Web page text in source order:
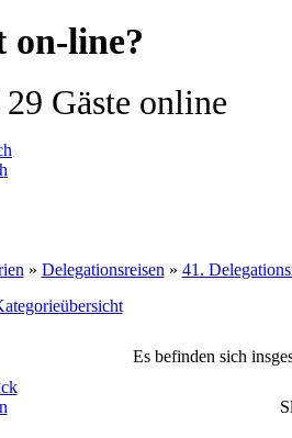
on-line?
Gäste online
» Delegationsreisen » 41.
Es befinden sich